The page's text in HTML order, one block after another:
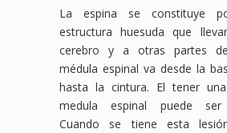
La espina se constituye
estructura huesuda que
cerebro y a otras partes
médula espinal va desde la
hasta la cintura. El tener
medula espinal puede ser
Cuando se tiene esta